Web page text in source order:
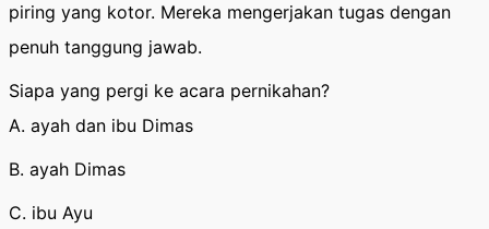
piring yang kotor. Mereka mengerjakan tugas dengan
penuh tanggung jawab.
Siapa yang pergi ke acara pernikahan?
A. ayah dan ibu Dimas
B. ayah Dimas
C. ibu Ayu